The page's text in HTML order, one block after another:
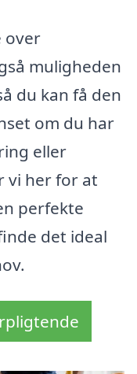
over
muligheden
du kan få den
om du har
eller
vi her for at
perfekte
det ideal